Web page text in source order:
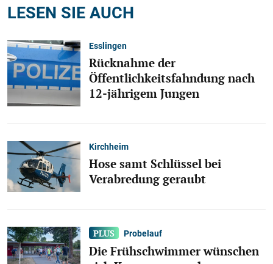
LESEN SIE AUCH
Esslingen
Rücknahme der
Öffentlichkeitsfahndung nach
12-jährigem Jungen
Kirchheim
Hose samt Schlüssel bei
Verabredung geraubt
Probelauf
Die Frühschwimmer wünschen